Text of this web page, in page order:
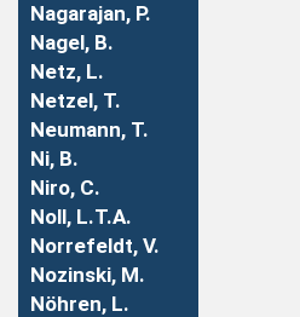
Nagarajan, P.
Nagel, B.
Netz, L.
Netzel, T.
Neumann, T.
Ni, B.
Niro, C.
Noll, L.T.A.
Norrefeldt, V.
Nozinski, M.
Nöhren, L.